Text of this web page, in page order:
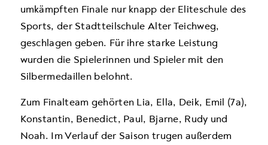
umkämpften Finale nur knapp der Eliteschule des
Sports, der Stadtteilschule Alter Teichweg,
geschlagen geben. Für ihre starke Leistung
wurden die Spielerinnen und Spieler mit den
Silbermedaillen belohnt.
Zum Finalteam gehörten Lia, Ella, Deik, Emil (7a),
Konstantin, Benedict, Paul, Bjarne, Rudy und
Noah. Im Verlauf der Saison trugen außerdem